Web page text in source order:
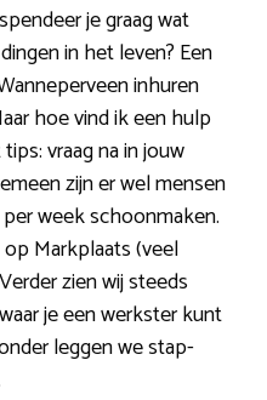
je graag wat
in het leven? Een
inhuren
hoe vind ik een hulp
vraag na in jouw
zijn er wel mensen
week schoonmaken.
Markplaats (veel
zien wij steeds
je een werkster kunt
leggen we stap-